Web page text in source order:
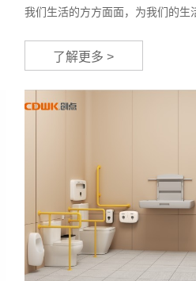
我们生活的方方面面，为我们的生
智能感应皂液器作为卫浴领域的
新风尚，助力人们过上更加健康
其独特的智能化设计，改变了传统
式。它采用红外感应技术，只需将
动流出，无需接触，既方便又卫生
了解更多 >